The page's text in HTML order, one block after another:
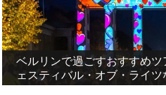
ベルリンで過ごすおすすめ
ェスティバル・オブ・ライツ